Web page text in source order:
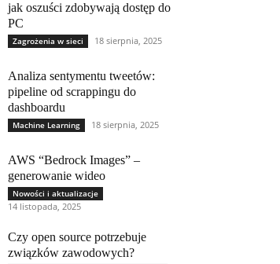
jak oszuści zdobywają dostęp do
PC
Zagrożenia w sieci 18 sierpnia, 2025
Analiza sentymentu tweetów:
pipeline od scrappingu do
dashboardu
Machine Learning 18 sierpnia, 2025
AWS “Bedrock Images” –
generowanie wideo
Nowości i aktualizacje
14 listopada, 2025
Czy open source potrzebuje
związków zawodowych?